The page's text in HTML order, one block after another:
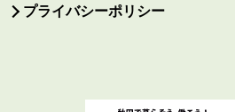
プライバシーポリシー